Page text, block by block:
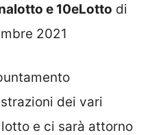
e 10eLotto di
2021
dei vari
e ci sarà attorno